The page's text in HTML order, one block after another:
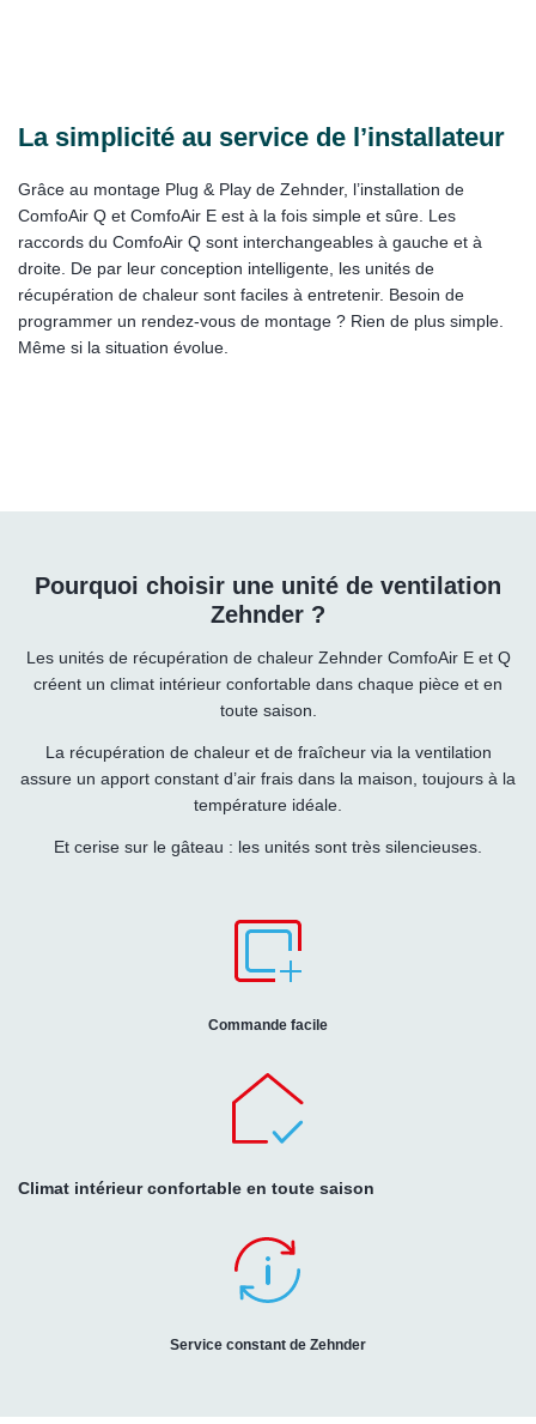
La simplicité au service de l’installateur
Grâce au montage Plug & Play de Zehnder, l’installation de
ComfoAir Q et ComfoAir E est à la fois simple et sûre. Les
raccords du ComfoAir Q sont interchangeables à gauche et à
droite. De par leur conception intelligente, les unités de
récupération de chaleur sont faciles à entretenir. Besoin de
programmer un rendez-vous de montage ? Rien de plus simple.
Même si la situation évolue.
Pourquoi choisir une unité de ventilation
Zehnder ?
Les unités de récupération de chaleur Zehnder ComfoAir E et Q
créent un climat intérieur confortable dans chaque pièce et en
toute saison.
La récupération de chaleur et de fraîcheur via la ventilation
assure un apport constant d’air frais dans la maison, toujours à la
température idéale.
Et cerise sur le gâteau : les unités sont très silencieuses.
Commande facile
Climat intérieur confortable en toute saison
Service constant de Zehnder